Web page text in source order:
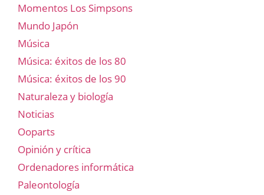
Momentos Los Simpsons
Mundo Japón
Música
Música: éxitos de los 80
Música: éxitos de los 90
Naturaleza y biología
Noticias
Ooparts
Opinión y crítica
Ordenadores informática
Paleontología